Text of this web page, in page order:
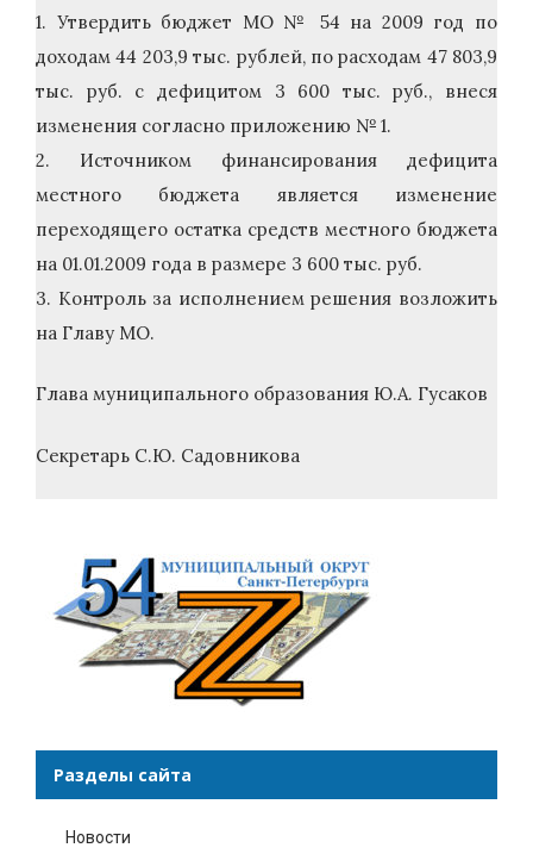
1. Утвердить бюджет МО № 54 на 2009 год по
доходам 44 203,9 тыс. рублей, по расходам 47 803,9
тыс. руб. с дефицитом 3 600 тыс. руб., внеся
изменения согласно приложению № 1.
2. Источником финансирования дефицита
местного бюджета является изменение
переходящего остатка средств местного бюджета
на 01.01.2009 года в размере 3 600 тыс. руб.
3. Контроль за исполнением решения возложить
на Главу МО.
Глава муниципального образования Ю.А. Гусаков
Секретарь С.Ю. Садовникова
Разделы сайта
Новости